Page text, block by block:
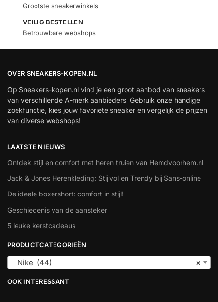
Grootste sneakerwinkels
VEILIG BESTELLEN
Betrouwbare webshops
OVER SNEAKERS-KOPEN.NL
Op Sneakers-kopen.nl vind je een groot aanbod van sneakers
van verschillende A-merk aanbieders. Gebruik onze handige
zoekfunctie, kies jouw favoriete sneaker en vergelijk de prijzen
van diverse webshops!
LAATSTE NIEUWS
Ontdek stijl en comfort met heren truien van Hemdvoorhem.nl
Jack & Jones Herenkleding: Stijlvol en Trendy bij Sans-online
De ideale boxershort: comfort in stijl!
Geschiedenis van de aansteker
5 leuke kerstcadeaus
PRODUCTCATEGORIEËN
×
Nike (44)
OOK INTERESSANT